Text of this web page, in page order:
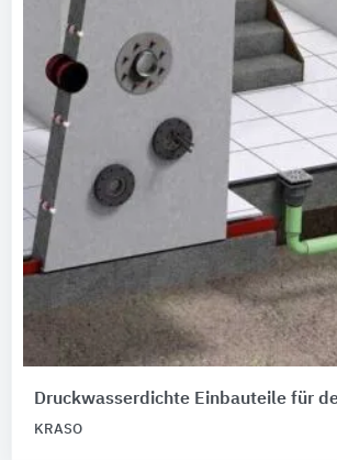
Druckwasserdichte Einbauteile für
KRASO